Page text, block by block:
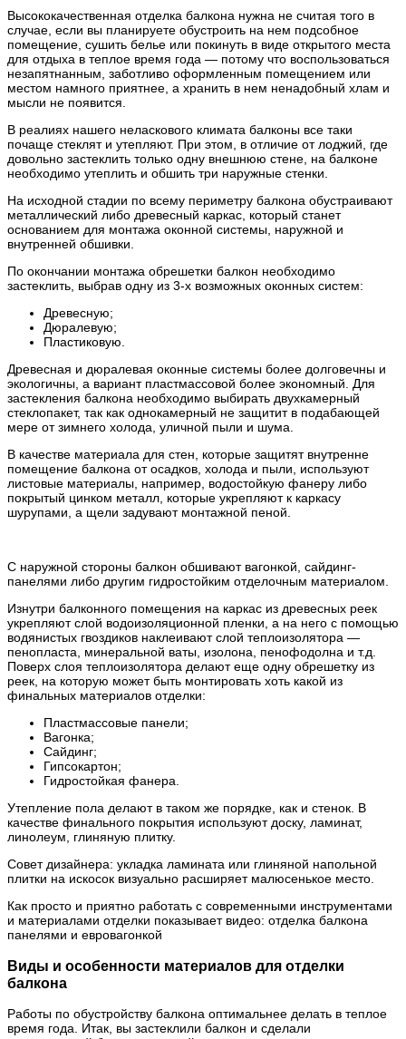
Высококачественная отделка балкона нужна не считая того в
случае, если вы планируете обустроить на нем подсобное
помещение, сушить белье или покинуть в виде открытого места
для отдыха в теплое время года — потому что воспользоваться
незапятнанным, заботливо оформленным помещением или
местом намного приятнее, а хранить в нем ненадобный хлам и
мысли не появится.
В реалиях нашего неласкового климата балконы все таки
почаще стеклят и утепляют. При этом, в отличие от лоджий, где
довольно застеклить только одну внешнюю стене, на балконе
необходимо утеплить и обшить три наружные стенки.
На исходной стадии по всему периметру балкона обустраивают
металлический либо древесный каркас, который станет
основанием для монтажа оконной системы, наружной и
внутренней обшивки.
По окончании монтажа обрешетки балкон необходимо
застеклить, выбрав одну из 3-х возможных оконных систем:
Древесную;
Дюралевую;
Пластиковую.
Древесная и дюралевая оконные системы более долговечны и
экологичны, а вариант пластмассовой более экономный. Для
застекления балкона необходимо выбирать двухкамерный
стеклопакет, так как однокамерный не защитит в подабающей
мере от зимнего холода, уличной пыли и шума.
В качестве материала для стен, которые защитят внутренне
помещение балкона от осадков, холода и пыли, используют
листовые материалы, например, водостойкую фанеру либо
покрытый цинком металл, которые укрепляют к каркасу
шурупами, а щели задувают монтажной пеной.
С наружной стороны балкон обшивают вагонкой, сайдинг-
панелями либо другим гидростойким отделочным материалом.
Изнутри балконного помещения на каркас из древесных реек
укрепляют слой водоизоляционной пленки, а на него с помощью
водянистых гвоздиков наклеивают слой теплоизолятора —
пенопласта, минеральной ваты, изолона, пенофодолна и т.д.
Поверх слоя теплоизолятора делают еще одну обрешетку из
реек, на которую может быть монтировать хоть какой из
финальных материалов отделки:
Пластмассовые панели;
Вагонка;
Сайдинг;
Гипсокартон;
Гидростойкая фанера.
Утепление пола делают в таком же порядке, как и стенок. В
качестве финального покрытия используют доску, ламинат,
линолеум, глиняную плитку.
Совет дизайнера: укладка ламината или глиняной напольной
плитки на искосок визуально расширяет малюсенькое место.
Как просто и приятно работать с современными инструментами
и материалами отделки показывает видео: отделка балкона
панелями и евровагонкой
Виды и особенности материалов для отделки
балкона
Работы по обустройству балкона оптимальнее делать в теплое
время года. Итак, вы застеклили балкон и сделали